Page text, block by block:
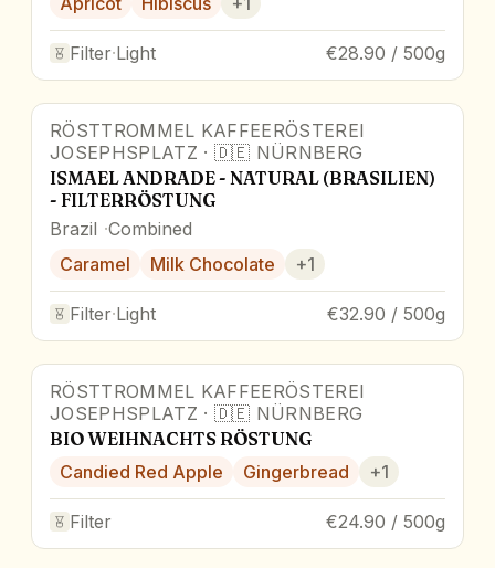
Filter·Light €28.90 / 500g
RÖSTTROMMEL KAFFEERÖSTEREI
JOSEPHSPLATZ · 🇩🇪 NÜRNBERG
ISMAEL ANDRADE - NATURAL (BRASILIEN)
- FILTERRÖSTUNG
Brazil Combined
Caramel
Milk Chocolate +1
Filter·Light €32.90 / 500g
RÖSTTROMMEL KAFFEERÖSTEREI
JOSEPHSPLATZ · 🇩🇪 NÜRNBERG
BIO WEIHNACHTS RÖSTUNG
Candied Red Apple
Gingerbread +1
Filter €24.90 / 500g